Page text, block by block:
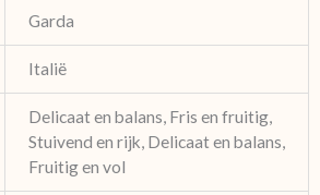
Garda
Italië
Delicaat en balans, Fris en fruitig,
Stuivend en rijk, Delicaat en balans,
Fruitig en vol